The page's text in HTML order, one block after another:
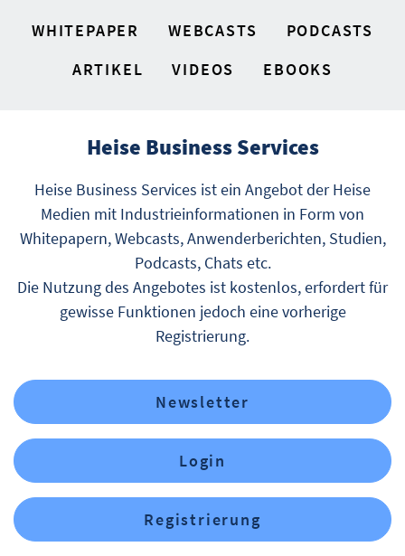
WHITEPAPER WEBCASTS
PODCASTS
ARTIKEL
VIDEOS EBOOKS
Heise Business Services
Heise Business Services ist ein Angebot der Heise
Medien mit Industrieinformationen in Form von
Whitepapern, Webcasts, Anwenderberichten, Studien,
Podcasts, Chats etc.
Die Nutzung des Angebotes ist kostenlos, erfordert für
gewisse Funktionen jedoch eine vorherige
Registrierung.
Newsletter
Login
Registrierung